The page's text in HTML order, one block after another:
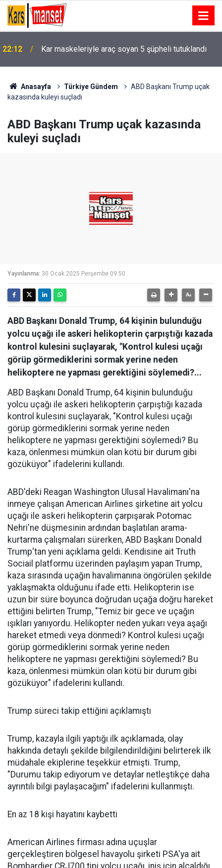
22:10
etti
Anasayfa Türkiye Gündem
ABD Başkanı Trump uçak
kazasında kuleyi suçladı
ABD Başkanı Trump uçak kazasında
kuleyi suçladı
Yayınlanma: 30 Ocak 2025 Perşembe 09:50
ABD Başkanı Donald Trump, 64 kişinin bulunduğu
yolcu uçağı ile askeri helikopterin çarpıştığı kazada
kontrol kulesini suçlayarak, "Kontrol kulesi uçağı
görüp görmediklerini sormak yerine neden
helikoptere ne yapması gerektiğini söylemedi?...
ABD Başkanı Donald Trump, 64 kişinin bulunduğu
yolcu uçağı ile askeri helikopterin çarpıştığı kazada
kontrol kulesini suçlayarak, "Kontrol kulesi uçağı
görüp görmediklerini sormak yerine neden
helikoptere ne yapması gerektiğini söylemedi? Bu
kaza, önlenmesi mümkün olan kötü bir durum gibi
gözüküyor" ifadelerini kullandı.
ABD'deki Reagan Washington Ulusal Havalimanı'na
inmeye çalışan American Airlines şirketine ait yolcu
uçağı ile askeri helikopterin çarpışarak Potomac
Nehri'ne düşmesinin ardından başlatılan arama-
kurtarma çalışmaları sürerken, ABD Başkanı Donald
Trump'tan yeni açıklama geldi. Kendisine ait Truth
Sociail platformu üzerinden paylaşım yapan Trump,
kaza sırasında uçağın havalimanına öngörülen şekilde
yaklaşmakta olduğunu ifade etti. Helikopterin ise
uzun bir süre boyunca doğrudan uçağa doğru hareket
ettiğini belirten Trump, "Temiz bir gece ve uçağın
ışıkları yanıyordu. Helikopter neden yukarı veya aşağı
hareket etmedi veya dönmedi? Kontrol kulesi uçağı
görüp görmediklerini sormak yerine neden
helikoptere ne yapması gerektiğini söylemedi? Bu
kaza, önlenmesi mümkün olan kötü bir durum gibi
gözüküyor" ifadelerini kullandı.
Trump süreci takip ettiğini açıklamıştı
Trump, kazayla ilgili yaptığı ilk açıklamada, olay
hakkında detaylı şekilde bilgilendirildiğini belirterek ilk
müdahale ekiplerine teşekkür etmişti. Trump,
"Durumu takip ediyorum ve detaylar netleştikçe daha
ayrıntılı bilgi paylaşacağım" ifadelerini kullanmıştı.
En az 18 kişi hayatını kaybetti
American Airlines firması adına uçuşlar
gerçekleştiren bölgesel havayolu şirketi PSA'ya ait
Bombardier CRJ700 tipi yolcu uçağı, iniş için alçaldığı